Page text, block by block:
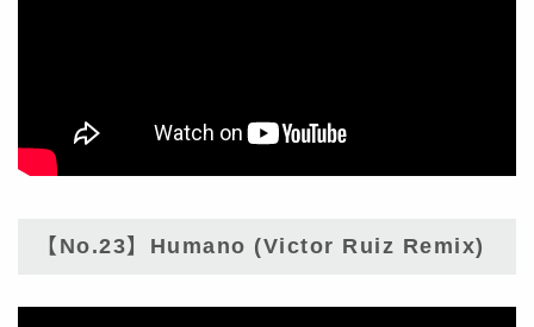
【No.23】Humano (Victor Ruiz Remix)